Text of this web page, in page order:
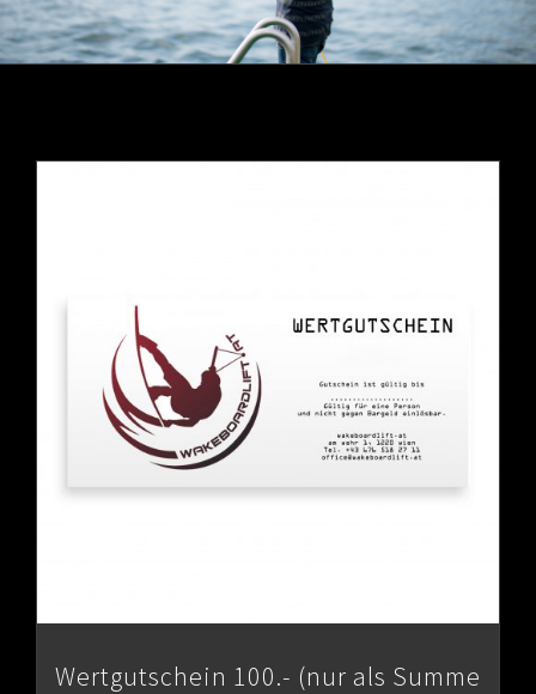
Wertgutschein 100.- (nur als Summe